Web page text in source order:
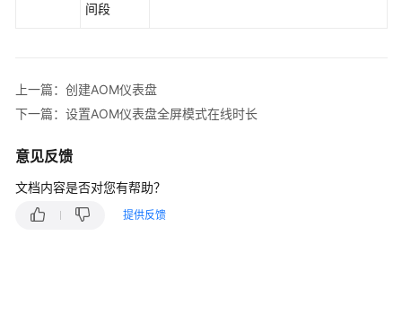
间段
上一篇：创建AOM仪表盘
下一篇：设置AOM仪表盘全屏模式在线时长
意见反馈
文档内容是否对您有帮助？
提供反馈